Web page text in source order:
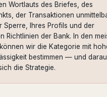
Wortlauts des Briefes, des
der Transaktionen
Sperre, Ihres Profils und der
Richtlinien der Bank. In den
wir die Kategorie mit
bestimmen — und
die Strategie.